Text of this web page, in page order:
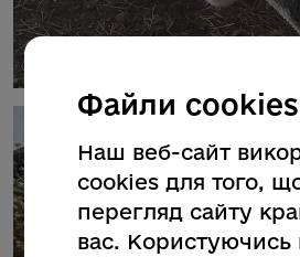
Файли cookies
Наш веб-сайт
cookies для того,
перегляд сайту
вас.